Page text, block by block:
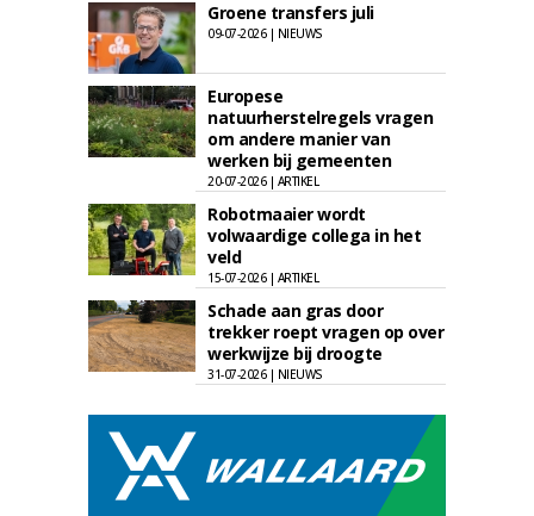
Groene transfers juli
09-07-2026 | NIEUWS
Europese
natuurherstelregels vragen
om andere manier van
werken bij gemeenten
20-07-2026 | ARTIKEL
Robotmaaier wordt
volwaardige collega in het
veld
15-07-2026 | ARTIKEL
Schade aan gras door
trekker roept vragen op over
werkwijze bij droogte
31-07-2026 | NIEUWS